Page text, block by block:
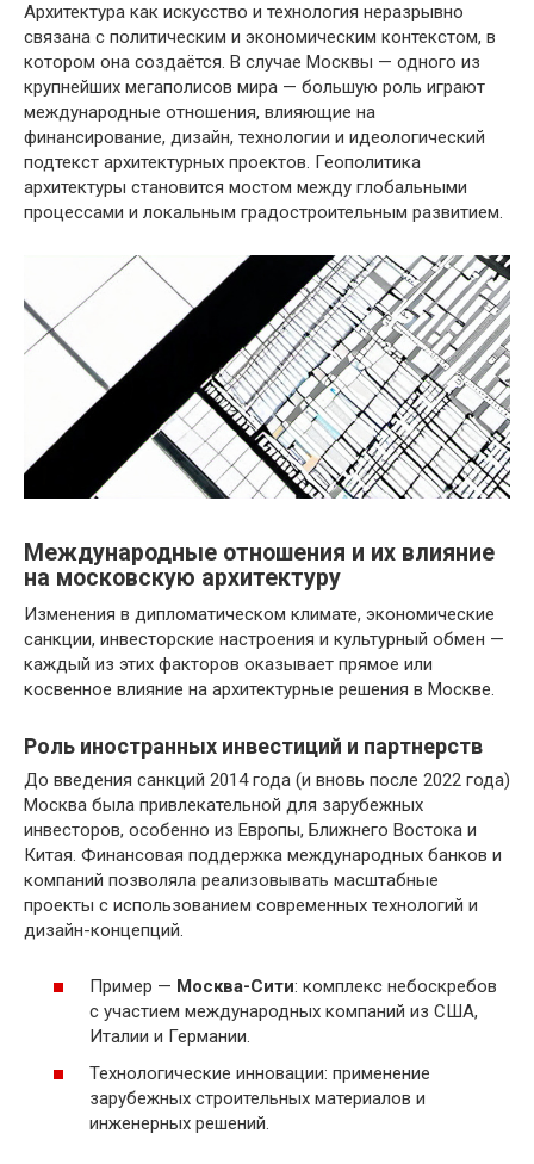
Архитектура как искусство и технология неразрывно
связана с политическим и экономическим контекстом, в
котором она создаётся. В случае Москвы — одного из
крупнейших мегаполисов мира — большую роль играют
международные отношения, влияющие на
финансирование, дизайн, технологии и идеологический
подтекст архитектурных проектов. Геополитика
архитектуры становится мостом между глобальными
процессами и локальным градостроительным развитием.
Международные отношения и их влияние
на московскую архитектуру
Изменения в дипломатическом климате, экономические
санкции, инвесторские настроения и культурный обмен —
каждый из этих факторов оказывает прямое или
косвенное влияние на архитектурные решения в Москве.
Роль иностранных инвестиций и партнерств
До введения санкций 2014 года (и вновь после 2022 года)
Москва была привлекательной для зарубежных
инвесторов, особенно из Европы, Ближнего Востока и
Китая. Финансовая поддержка международных банков и
компаний позволяла реализовывать масштабные
проекты с использованием современных технологий и
дизайн-концепций.
Пример — Москва-Сити: комплекс небоскребов
с участием международных компаний из США,
Италии и Германии.
Технологические инновации: применение
зарубежных строительных материалов и
инженерных решений.